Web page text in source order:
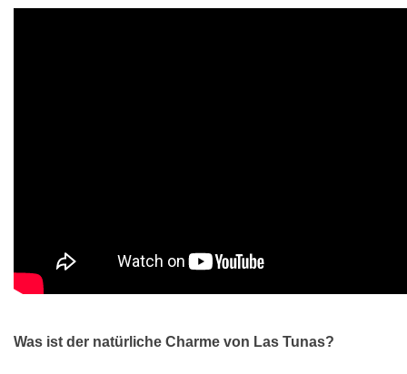
Was ist der natürliche Charme von Las Tunas?